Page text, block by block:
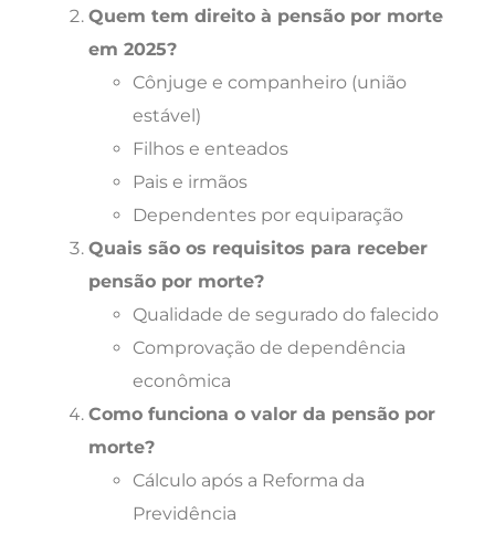
Quem tem direito à pensão por morte
em 2025?
Cônjuge e companheiro (união
estável)
Filhos e enteados
Pais e irmãos
Dependentes por equiparação
Quais são os requisitos para receber
pensão por morte?
Qualidade de segurado do falecido
Comprovação de dependência
econômica
Como funciona o valor da pensão por
morte?
Cálculo após a Reforma da
Previdência